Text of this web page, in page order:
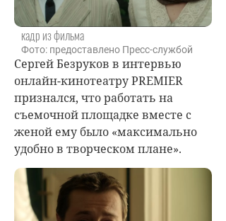
кадр из фильма
Фото: предоставлено Пресс-службой
Сергей Безруков в интервью
онлайн-кинотеатру PREMIER
признался, что работать на
съемочной площадке вместе с
женой ему было «максимально
удобно в творческом плане».